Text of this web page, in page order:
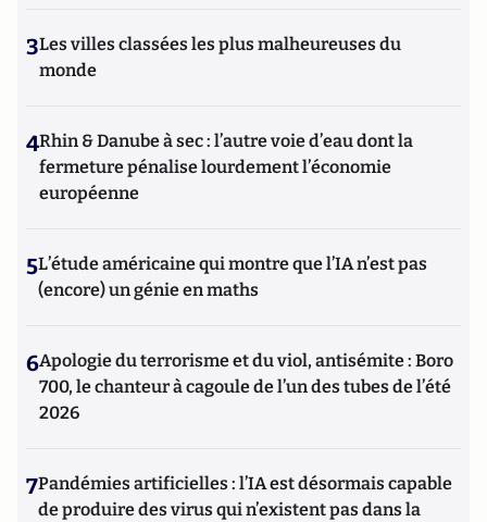
3Les villes classées les plus malheureuses du
monde
4Rhin & Danube à sec : l’autre voie d’eau dont la
fermeture pénalise lourdement l’économie
européenne
5L’étude américaine qui montre que l’IA n’est pas
(encore) un génie en maths
6Apologie du terrorisme et du viol, antisémite : Boro
700, le chanteur à cagoule de l’un des tubes de l’été
2026
7Pandémies artificielles : l’IA est désormais capable
de produire des virus qui n’existent pas dans la